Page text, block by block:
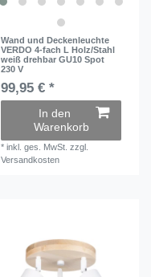
Wand und Deckenleuchte
VERDO 4-fach L Holz/Stahl
weiß drehbar GU10 Spot
230 V
99,95 € *
In den
Warenkorb
*inkl. ges. MwSt. zzgl.
Versandkosten